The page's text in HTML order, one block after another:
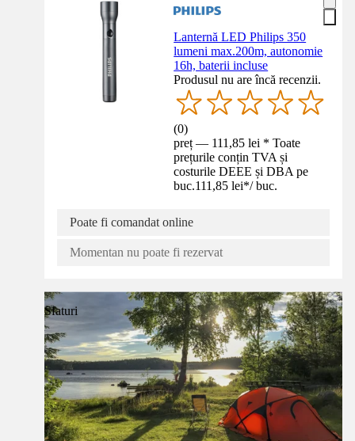
Lanternă LED Philips 350
lumeni max.200m, autonomie
16h, baterii incluse
Produsul nu are încă recenzii.
(0)
preț — 111,85 lei * Toate
prețurile conțin TVA și
costurile DEEE și DBA pe
buc.111,85 lei*/ buc.
Poate fi comandat online
Momentan nu poate fi rezervat
Sfaturi